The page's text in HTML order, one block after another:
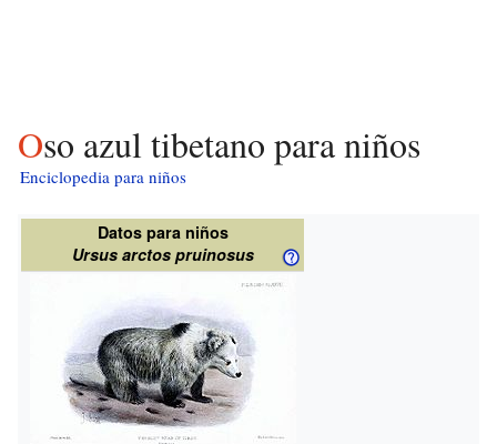
Oso azul tibetano para niños
Enciclopedia para niños
Datos para niños
Ursus arctos pruinosus